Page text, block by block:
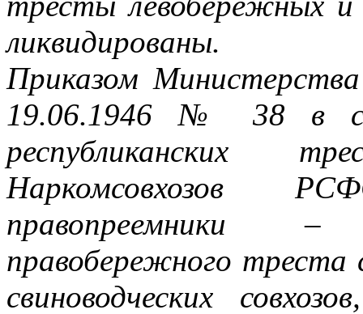
ликвидированы.
Приказом
19.06.1946 № 38 в
республиканских
Наркомсовхозов
правопреемники –
правобережного треста
свиноводческих